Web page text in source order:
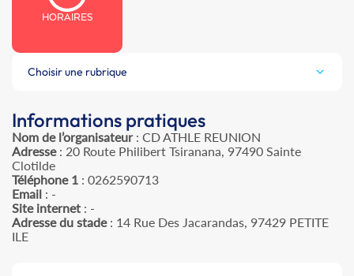
HORAIRES
Choisir une rubrique
Informations pratiques
Nom de l’organisateur: CD ATHLE REUNION
Adresse: 20 Route Philibert Tsiranana, 97490 Sainte
Clotilde
Téléphone 1 : 0262590713
Email : -
Site internet : -
Adresse du stade: 14 Rue Des Jacarandas, 97429 PETITE
ILE